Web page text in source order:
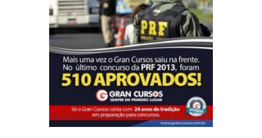
PRF, Polícia Federal e PMDF.
Preparatórios online com início imediato,
visualizações ilimitadas e parcelamento em
até 12x sem juros!
Prepare-se com quem mais aprova há 26 anos
e conquiste a sua vaga!